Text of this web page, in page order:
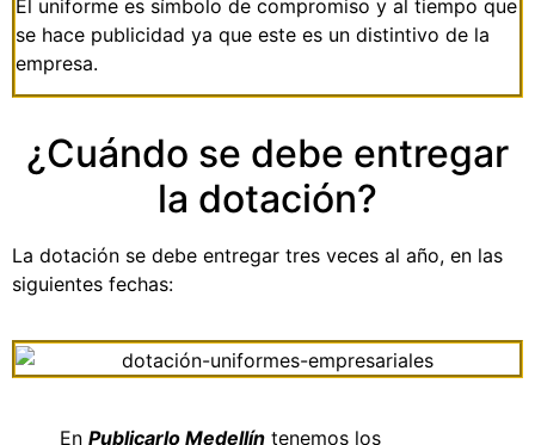
El uniforme es símbolo de compromiso y al tiempo que
se hace publicidad ya que este es un distintivo de la
empresa.
¿Cuándo se debe entregar
la dotación?
La dotación se debe entregar tres veces al año, en las
siguientes fechas:
En Publicarlo Medellín tenemos los